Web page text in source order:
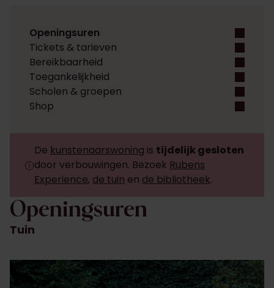
De kunstenaarswoning is tijdelijk gesloten
door verbouwingen. Bezoek Rubens
Experience, de tuin en de bibliotheek.
Openingsuren
Tuin
Openingsuren
Tickets & tarieven
Bereikbaarheid
Toegankelijkheid
Scholen & groepen
Shop